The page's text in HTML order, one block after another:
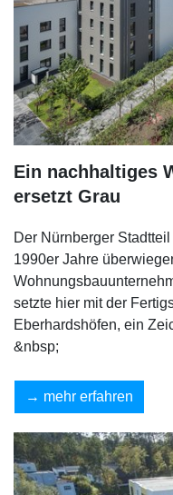
Ein nachhaltiges
ersetzt Grau
Der Nürnberger
1990er Jahre
setzte hier mit der
Eberhardshöfen, ein
&nbsp;
mehr erfahren